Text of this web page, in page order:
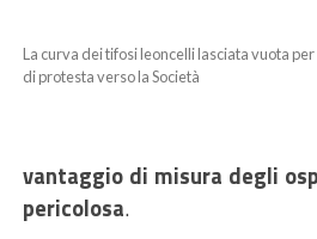
La curva dei tifosi leoncelli lasciata vuota per
di protesta verso la Società
vantaggio di misura degli
pericolosa.